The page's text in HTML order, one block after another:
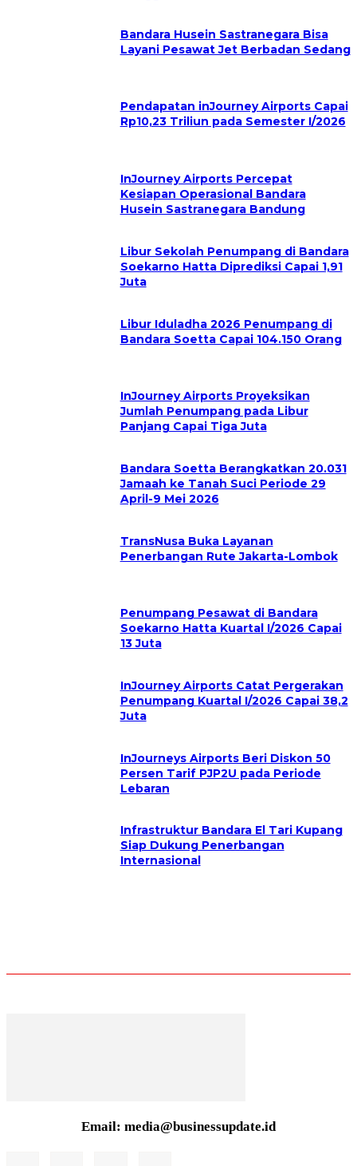
Bandara Husein Sastranegara Bisa
Layani Pesawat Jet Berbadan Sedang
Pendapatan inJourney Airports Capai
Rp10,23 Triliun pada Semester I/2026
InJourney Airports Percepat
Kesiapan Operasional Bandara
Husein Sastranegara Bandung
Libur Sekolah Penumpang di Bandara
Soekarno Hatta Diprediksi Capai 1,91
Juta
Libur Iduladha 2026 Penumpang di
Bandara Soetta Capai 104.150 Orang
InJourney Airports Proyeksikan
Jumlah Penumpang pada Libur
Panjang Capai Tiga Juta
Bandara Soetta Berangkatkan 20.031
Jamaah ke Tanah Suci Periode 29
April-9 Mei 2026
TransNusa Buka Layanan
Penerbangan Rute Jakarta-Lombok
Penumpang Pesawat di Bandara
Soekarno Hatta Kuartal I/2026 Capai
13 Juta
InJourney Airports Catat Pergerakan
Penumpang Kuartal I/2026 Capai 38,2
Juta
InJourneys Airports Beri Diskon 50
Persen Tarif PJP2U pada Periode
Lebaran
Infrastruktur Bandara El Tari Kupang
Siap Dukung Penerbangan
Internasional
Email: media@businessupdate.id